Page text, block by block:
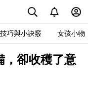
巧與小訣竅 女孩小物
，卻收穫了意